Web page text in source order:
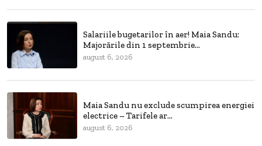
Salariile bugetarilor în aer! Maia Sandu:
Majorările din 1 septembrie...
august 6, 2026
Maia Sandu nu exclude scumpirea energiei
electrice – Tarifele ar...
august 6, 2026